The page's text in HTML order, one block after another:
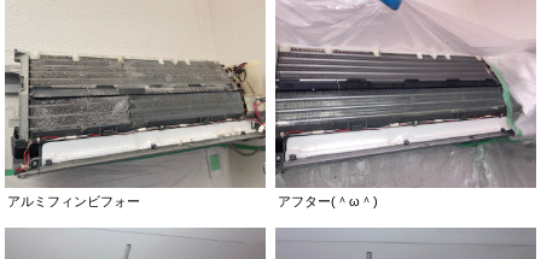
アルミフィンビフォー アフター(＾ω＾)